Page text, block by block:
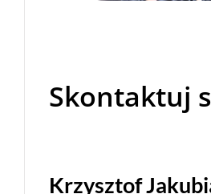
Skontaktuj
Krzysztof